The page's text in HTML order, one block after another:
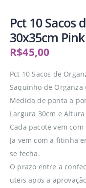
Pct 10 Sacos
30x35cm Pink
R$45,00
Pct 10 Sacos de
Saquinho de Organza
Medida de ponta a
Largura 30cm e Altura
Cada pacote vem com
Ja vem com a fitinha
se fecha.
O prazo entre a
uteis apos a